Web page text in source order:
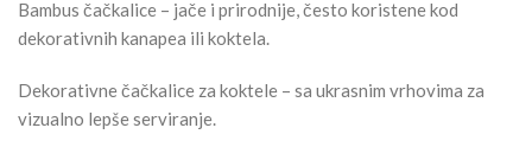
Bambus čačkalice – jače i prirodnije, često koristene kod
dekorativnih kanapea ili koktela.
Dekorativne čačkalice za koktele – sa ukrasnim vrhovima za
vizualno lepše serviranje.